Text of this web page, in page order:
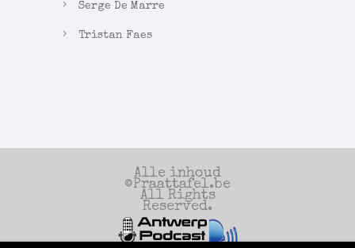
Serge De Marre
Tristan Faes
Alle inhoud
©Praattafel.be
All Rights
Reserved.